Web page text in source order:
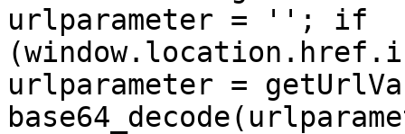
urlparameter = ''; if
urlparameter =